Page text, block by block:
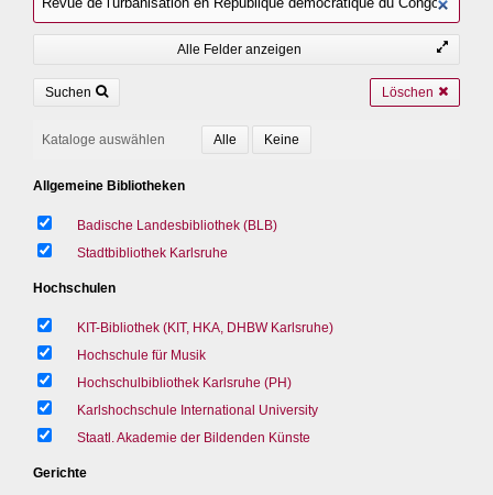
Alle Felder anzeigen
Suchen Löschen
Kataloge auswählen
Allgemeine Bibliotheken
Badische Landesbibliothek (BLB)
Stadtbibliothek Karlsruhe
Hochschulen
KIT-Bibliothek (KIT, HKA, DHBW Karlsruhe)
Hochschule für Musik
Hochschulbibliothek Karlsruhe (PH)
Karlshochschule International University
Staatl. Akademie der Bildenden Künste
Gerichte